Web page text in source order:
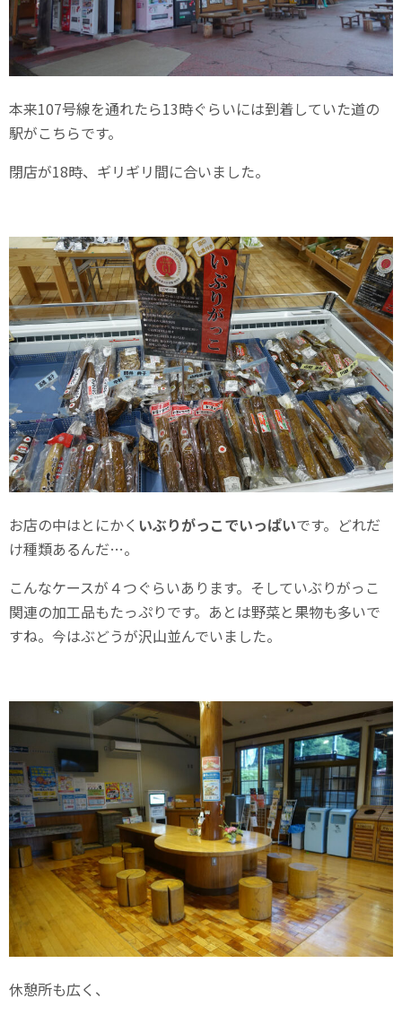
本来107号線を通れたら13時ぐらいには到着していた道の
駅がこちらです。
閉店が18時、ギリギリ間に合いました。
お店の中はとにかく いぶりがっこでいっぱいです。どれだ
け種類あるんだ…。
こんなケースが４つぐらいあります。そしていぶりがっこ
関連の加工品もたっぷりです。あとは野菜と果物も多いで
すね。今はぶどうが沢山並んでいました。
休憩所も広く、